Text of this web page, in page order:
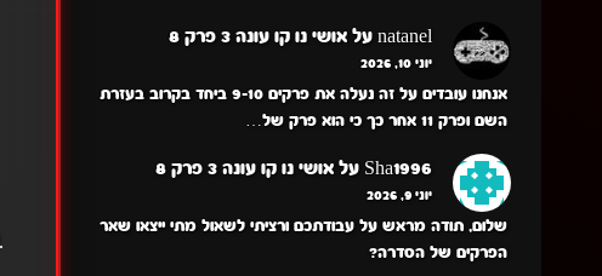
natanel עלאושי נו קו עונה 3 פרק 8
יוני 10, 2026
אנחנו עובדים על זה נעלה את פרקים 9-10 ביחד בקרוב בעזרת
השם ופרק 11 אחר כך כי הוא פרק של…
Sha1996 עלאושי נו קו עונה 3 פרק 8
יוני 9, 2026
שלום, תודה מראש על עבודתכם ורציתי לשאול מתי ייצאו שאר
הפרקים של הסדרה?